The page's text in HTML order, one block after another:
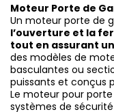
Moteur Porte de
Un moteur porte de
l’ouverture et la
tout en assurant
des modèles de
basculantes ou
puissants et conçus
Le moteur pour
systèmes de